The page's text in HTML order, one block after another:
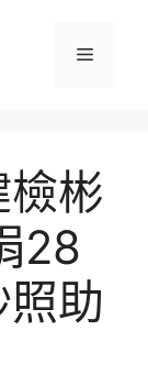
選
彬
28
助